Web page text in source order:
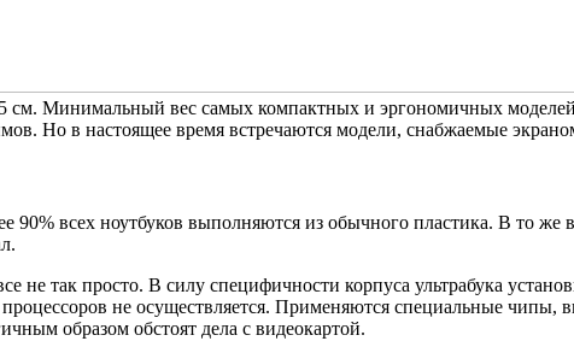
см. Минимальный вес самых компактных и эргономичных
Но в настоящее время встречаются модели, снабжаемые
90% всех ноутбуков выполняются из обычного пластика. В то
не так просто. В силу специфичности корпуса ультрабука
не осуществляется. Применяются специальные
образом обстоят дела с видеокартой.